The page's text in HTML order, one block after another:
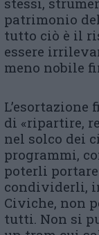
patrimonio
tutto ciò è il
essere
meno nobile
L’esortazione
di «ripartire,
nel solco dei
programmi,
poterli
condividerli,
Civiche, non
tutti. Non si